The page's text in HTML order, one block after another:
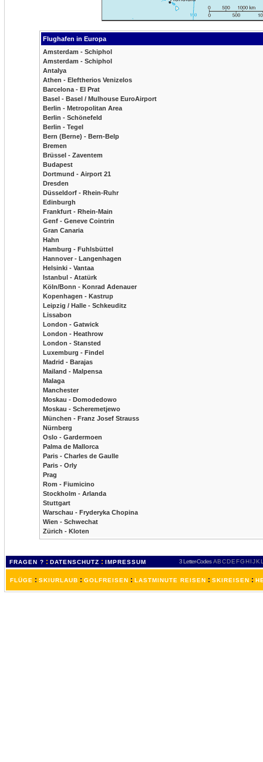
Flughafen in Europa
Amsterdam - Schiphol
Amsterdam - Schiphol
Antalya
Athen - Eleftherios Venizelos
Barcelona - El Prat
Basel - Basel / Mulhouse EuroAirport
Berlin - Metropolitan Area
Berlin - Schönefeld
Berlin - Tegel
Bern (Berne) - Bern-Belp
Bremen
Brüssel - Zaventem
Budapest
Dortmund - Airport 21
Dresden
Düsseldorf - Rhein-Ruhr
Edinburgh
Frankfurt - Rhein-Main
Genf - Geneve Cointrin
Gran Canaria
Hahn
Hamburg - Fuhlsbüttel
Hannover - Langenhagen
Helsinki - Vantaa
Istanbul - Atatürk
Köln/Bonn - Konrad Adenauer
Kopenhagen - Kastrup
Leipzig / Halle - Schkeuditz
Lissabon
London - Gatwick
London - Heathrow
London - Stansted
Luxemburg - Findel
Madrid - Barajas
Mailand - Malpensa
Malaga
Manchester
Moskau - Domodedowo
Moskau - Scheremetjewo
München - Franz Josef Strauss
Nürnberg
Oslo - Gardermoen
Palma de Mallorca
Paris - Charles de Gaulle
Paris - Orly
Prag
Rom - Fiumicino
Stockholm - Arlanda
Stuttgart
Warschau - Fryderyka Chopina
Wien - Schwechat
Zürich - Kloten
FRAGEN ? : DATENSCHUTZ : IMPRESSUM 3 Letter-Codes ABCDEFGH IJKL
FLÜGE : SKIURLAUB : GOLFREISEN : LASTMINUTE REISEN : SKIREISEN :